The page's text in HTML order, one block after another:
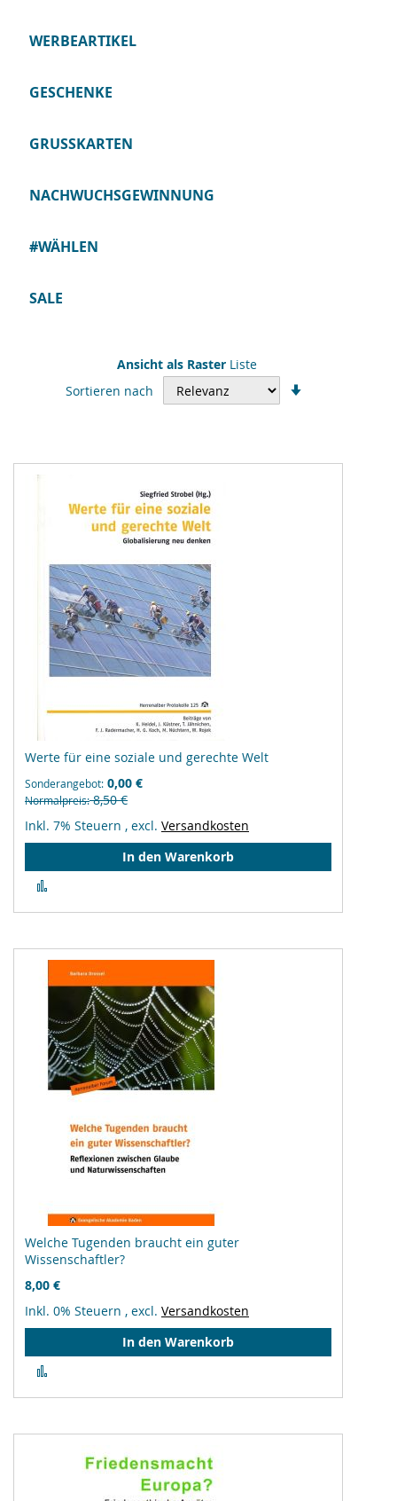
Ansicht als Raster Liste
Sortieren nach
Werte für eine soziale und gerechte Welt
Sonderangebot 0,00 €
Normalpreis 8,50 €
Inkl. 7% Steuern , excl. Versandkosten
In den Warenkorb
hinzufügen
Welche Tugenden braucht ein guter
Wissenschaftler?
8,00 €
Inkl. 0% Steuern , excl. Versandkosten
In den Warenkorb
hinzufügen
WERBEARTIKEL
GESCHENKE
GRUSSKARTEN
NACHWUCHSGEWINNUNG
#WÄHLEN
SALE